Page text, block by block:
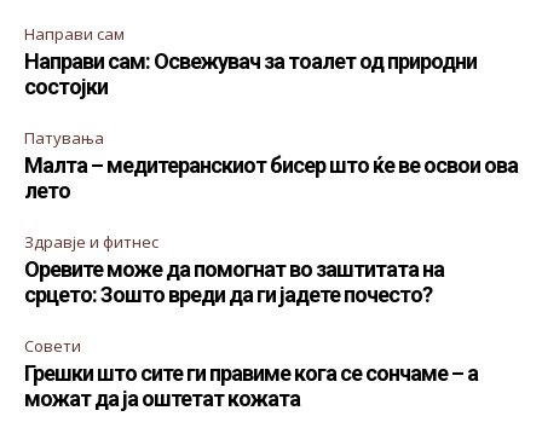
Направи сам
Направи сам: Освежувач за тоалет од природни
состојки
Патувања
Малта – медитеранскиот бисер што ќе ве освои ова
лето
Здравје и фитнес
Оревите може да помогнат во заштитата на
срцето: Зошто вреди да ги јадете почесто?
Совети
Грешки што сите ги правиме кога се сончаме – а
можат да ја оштетат кожата